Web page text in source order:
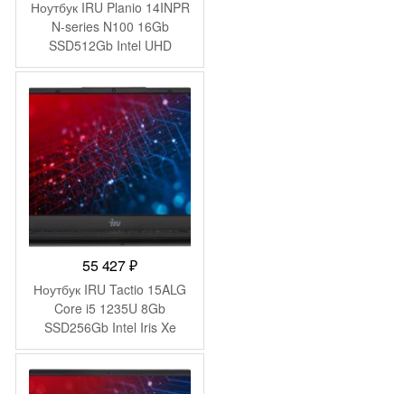
Ноутбук IRU Planio 14INPR
N-series N100 16Gb
SSD512Gb Intel UHD
Graphics 14″ IPS FHD
(1920×1080) FreeDOS grey
WiFi BT Cam 5000mAh
(2078487)
55 427₽
Ноутбук IRU Tactio 15ALG
Core i5 1235U 8Gb
SSD256Gb Intel Iris Xe
graphics 15.6″ IPS FHD
Windows 11 Pro black WiFi
BT Cam (2044618)